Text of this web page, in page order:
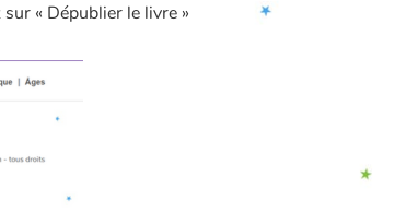
« Dépublier le livre »